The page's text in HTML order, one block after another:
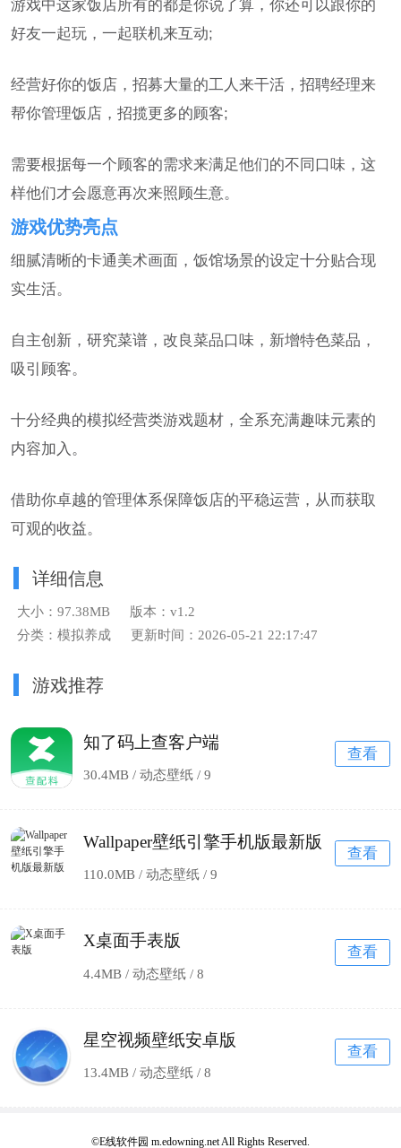
游戏中这家饭店所有的都是你说了算，你还可以跟你的
好友一起玩，一起联机来互动;
经营好你的饭店，招募大量的工人来干活，招聘经理来
帮你管理饭店，招揽更多的顾客;
需要根据每一个顾客的需求来满足他们的不同口味，这
样他们才会愿意再次来照顾生意。
游戏优势亮点
细腻清晰的卡通美术画面，饭馆场景的设定十分贴合现
实生活。
自主创新，研究菜谱，改良菜品口味，新增特色菜品，
吸引顾客。
十分经典的模拟经营类游戏题材，全系充满趣味元素的
内容加入。
借助你卓越的管理体系保障饭店的平稳运营，从而获取
可观的收益。
详细信息
大小：97.38MB
版本：v1.2
分类：模拟养成
更新时间：2026-05-21 22:17:47
游戏推荐
知了码上查客户端
30.4MB / 动态壁纸 /9
查看
Wallpaper壁纸引擎手机版最新版
110.0MB / 动态壁纸 /9
查看
X桌面手表版
4.4MB / 动态壁纸 /8
查看
星空视频壁纸安卓版
13.4MB / 动态壁纸 /8
查看
©E线软件园 m.edowning.net All Rights Reserved.